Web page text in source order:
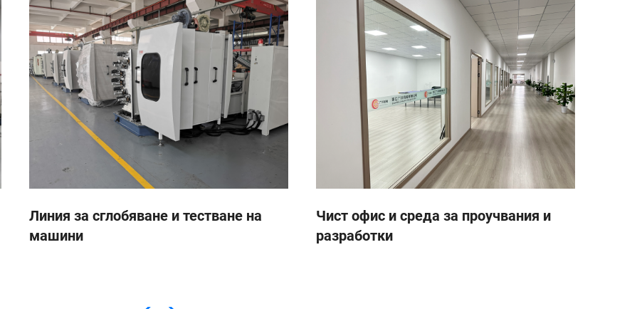
Линия за сглобяване и тестване на
машини
Чист офис и среда за проучвания и
разработки